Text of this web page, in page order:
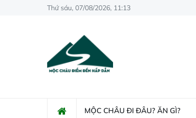
Thứ sáu, 07/08/2026, 11:13
MỘC CHÂU ĐI ĐÂU? ĂN GÌ?